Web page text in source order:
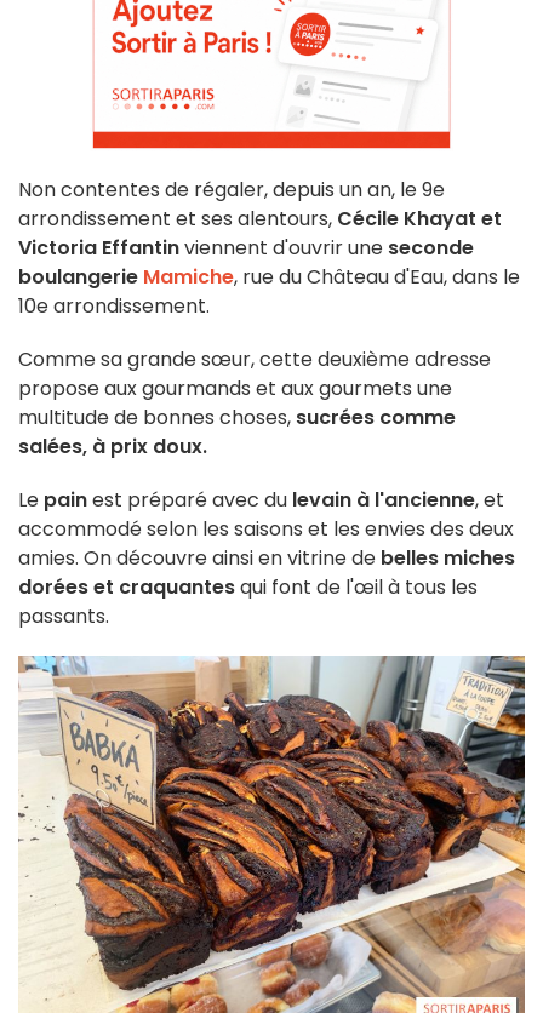
Non contentes de régaler, depuis un an, le 9e
arrondissement et ses alentours, Cécile Khayat et
Victoria Effantinviennent d'ouvrir une seconde
boulangerie Mamiche, rue du Château d'Eau, dans le
10e arrondissement.
Comme sa grande sœur, cette deuxième adresse
propose aux gourmands et aux gourmets une
multitude de bonnes choses, sucrées comme
salées, à prix doux.
Le painest préparé avec du levain à l'ancienne, et
accommodé selon les saisons et les envies des deux
amies. On découvre ainsi en vitrine de belles miches
dorées et craquantesqui font de l'œil à tous les
passants.